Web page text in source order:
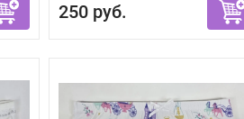
250 руб.